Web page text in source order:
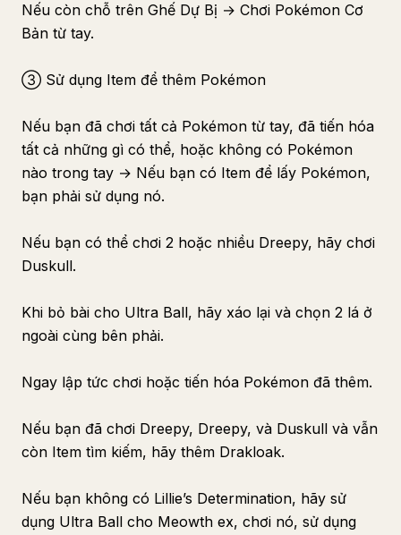
Nếu còn chỗ trên Ghế Dự Bị → Chơi Pokémon Cơ
Bản từ tay.
③ Sử dụng Item để thêm Pokémon
Nếu bạn đã chơi tất cả Pokémon từ tay, đã tiến hóa
tất cả những gì có thể, hoặc không có Pokémon
nào trong tay → Nếu bạn có Item để lấy Pokémon,
bạn phải sử dụng nó.
Nếu bạn có thể chơi 2 hoặc nhiều Dreepy, hãy chơi
Duskull.
Khi bỏ bài cho Ultra Ball, hãy xáo lại và chọn 2 lá ở
ngoài cùng bên phải.
Ngay lập tức chơi hoặc tiến hóa Pokémon đã thêm.
Nếu bạn đã chơi Dreepy, Dreepy, và Duskull và vẫn
còn Item tìm kiếm, hãy thêm Drakloak.
Nếu bạn không có Lillie’s Determination, hãy sử
dụng Ultra Ball cho Meowth ex, chơi nó, sử dụng